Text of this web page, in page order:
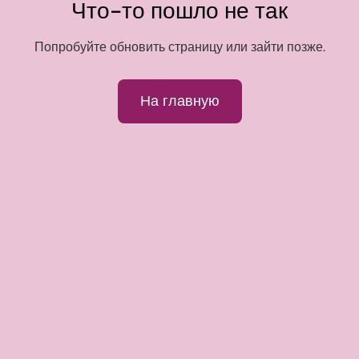
Что-то пошло не так
Попробуйте обновить страницу или зайти позже.
На главную